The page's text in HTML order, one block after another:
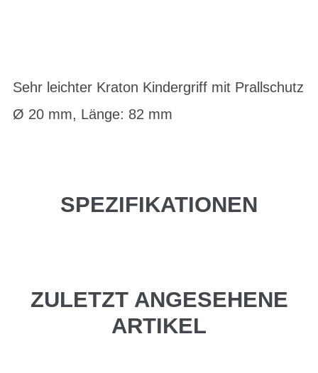
Sehr leichter Kraton Kindergriff mit Prallschutz
Ø 20 mm, Länge: 82 mm
SPEZIFIKATIONEN
ZULETZT ANGESEHENE
ARTIKEL